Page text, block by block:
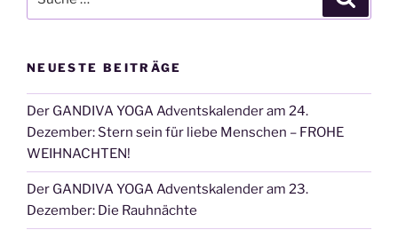
nach:
NEUESTE BEITRÄGE
Der GANDIVA YOGA Adventskalender am 24.
Dezember: Stern sein für liebe Menschen – FROHE
WEIHNACHTEN!
Der GANDIVA YOGA Adventskalender am 23.
Dezember: Die Rauhnächte